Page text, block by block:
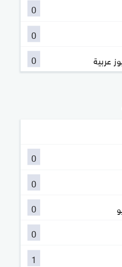
0
0
عربية
0
0
0
0
0
1